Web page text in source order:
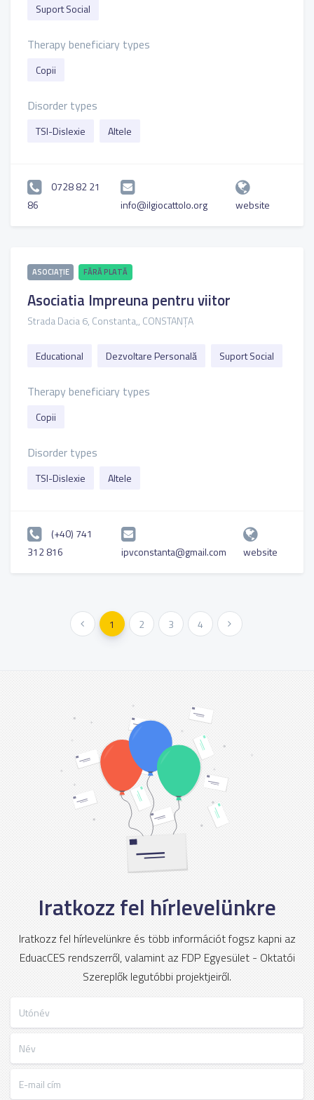
Suport Social
Therapy beneficiary types
Copii
Disorder types
TSI-Dislexie Altele
0728 82 21
86
info@ilgiocattolo.org website
ASOCIAȚIE FĂRĂ PLATĂ
Asociatia Impreuna pentru viitor
Strada Dacia 6, Constanta,, CONSTANȚA
Educational Dezvoltare Personală Suport Social
Therapy beneficiary types
Copii
Disorder types
TSI-Dislexie Altele
(+40) 741
312 816
ipvconstanta@gmail.com website
« Előző 1 2 3 4 Következő »
Iratkozz fel hírlevelünkre
Iratkozz fel hírlevelünkre és több információt fogsz kapni az
EduacCES rendszerről, valamint az FDP Egyesület - Oktatói
Szereplők legutóbbi projektjeiről.